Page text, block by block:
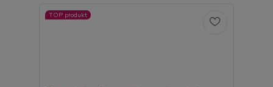
TOP produkt